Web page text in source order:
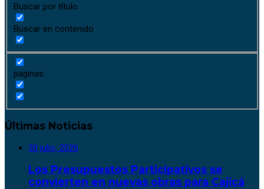
Buscar por título
Buscar en contenido
paginas
Últimas Noticias
30 julio, 2026
Los Presupuestos Participativos se
convierten en nuevas obras para Cajicá